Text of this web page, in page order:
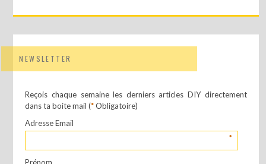
NEWSLETTER
Reçois chaque semaine les derniers articles DIY directement
dans ta boite mail (*Obligatoire)
Adresse Email
*
Prénom